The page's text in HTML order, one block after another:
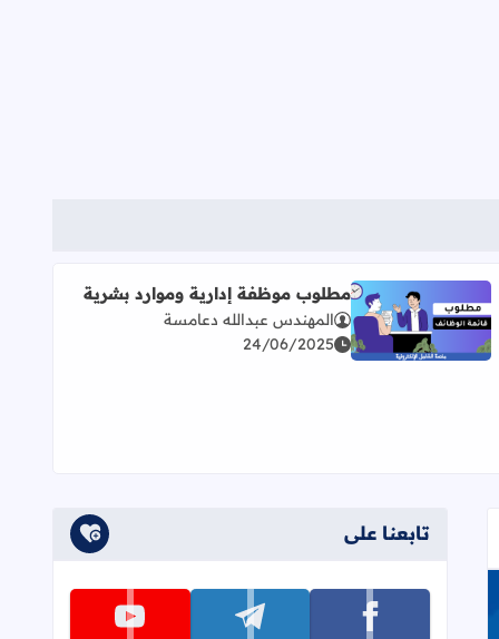
اقرأ المزيد عن مطلوب موظفة إدارية وموارد بشرية
مطلوب موظفة إدارية وموارد بشرية
المهندس عبدالله دعامسة
24/06/2025
تابعنا على
تابعنا على facebook تابعنا على telegram تابعنا على youtube